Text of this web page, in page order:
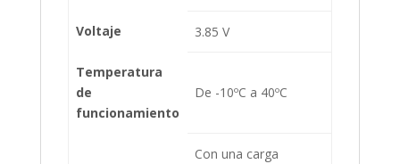
Voltaje 3.85 V
Temperatura
de
funcionamiento
De -10ºC a 40ºC
Con una carga